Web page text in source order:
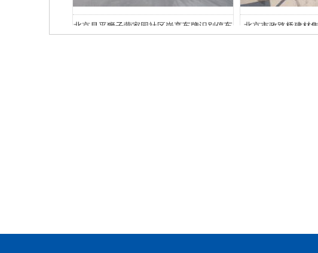
北京市政路桥建材集团 中心广告道闸车牌
北京市顺义区后沙